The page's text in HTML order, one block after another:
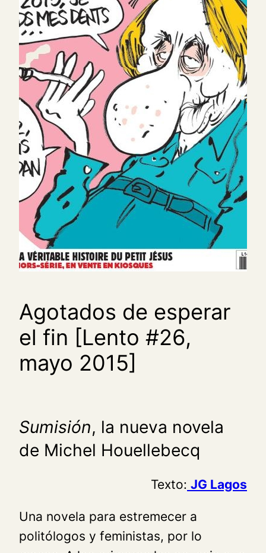
Agotados de esperar
el fin [Lento #26,
mayo 2015]
Sumisión, la nueva novela
de Michel Houellebecq
Texto: JG Lagos
Una novela para estremecer a
politólogos y feministas, por lo